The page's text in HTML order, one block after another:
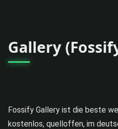
Gallery
Fossify Gallery ist die beste
kostenlos, quelloffen, im